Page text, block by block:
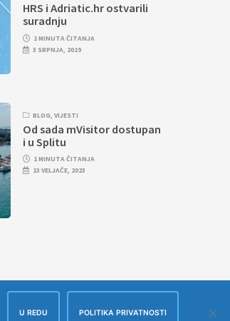
HRS i Adriatic.hr ostvarili
suradnju
1 MINUTA ČITANJA
3 SRPNJA, 2019
BLOG,VIJESTI
Od sada mVisitor dostupan
i u Splitu
1 MINUTA ČITANJA
13 VELJAČE, 2023
U REDU POLITIKA PRIVATNOSTI